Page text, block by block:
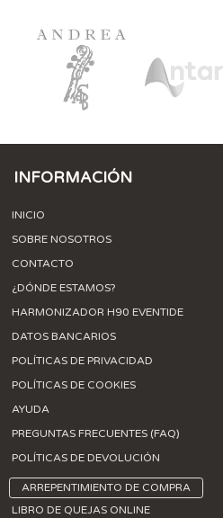
INFORMACIÓN
INICIO
SOBRE NOSOTROS
CONTACTO
¿DÓNDE ESTAMOS?
HARMONIZADOR H90 EVENTIDE
DATOS BANCARIOS
POLÍTICAS DE PRIVACIDAD
POLÍTICAS DE COOKIES
AYUDA
PREGUNTAS FRECUENTES (FAQ)
POLÍTICAS DE DEVOLUCIÓN
ARREPENTIMIENTO DE COMPRA
LIBRO DE QUEJAS ONLINE